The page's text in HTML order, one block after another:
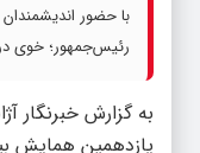
رئیس‌جمهور؛ خوی
به گزارش خبرنگار
یازدهمین همایش